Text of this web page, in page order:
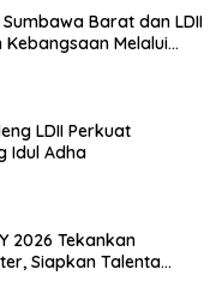
Barat dan LDII
Melalui
LDII Perkuat
Idul Adha
2026 Tekankan
Siapkan Talenta